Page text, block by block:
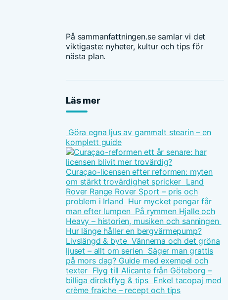
På sammanfattningen.se samlar vi det
viktigaste: nyheter, kultur och tips för
nästa plan.
Läs mer
Göra egna ljus av gammalt stearin – en
komplett guide
Curaçao-licensen efter reformen: myten
om stärkt trovärdighet spricker Land
Rover Range Rover Sport – pris och
problem i Irland Hur mycket pengar får
man efter lumpen På rymmen Hjalle och
Heavy – historien, musiken och sanningen
Hur länge håller en bergvärmepump?
Livslängd & byte Vännerna och det gröna
ljuset – allt om serien Säger man grattis
på mors dag? Guide med exempel och
texter Flyg till Alicante från Göteborg –
billiga direktflyg & tips Enkel tacopaj med
crème fraiche – recept och tips